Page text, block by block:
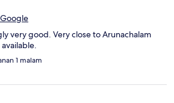
very good. Very close to Arunachalam
1 malam